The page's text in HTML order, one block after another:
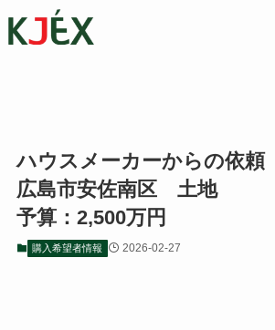
ハウスメーカーからの依頼
広島市安佐南区 土地
予算：2,500万円
購入希望者情報 2026-02-27